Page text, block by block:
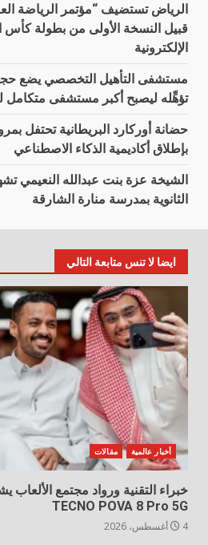
قبيل النسخة الأولى من بطولة كأس
الإلكترونية
مستشفى التأهيل التخصصي يضع
تؤهِّله ليصبح أكبر مستشفى متكامل
بإطلاق أكاديمية الذكاء الاصطناعي
الشيخة عزة بنت عبدالله النعيمي
الثانوية بمدرسة منارة الشارقة
ايضا لا تنس متابعة التالي
أخبار عالمية مقالات
خبراء التقنية ورواد مجتمع الألعاب
TECNO POVA 8 Pro 5G
4 أغسطس، 2026